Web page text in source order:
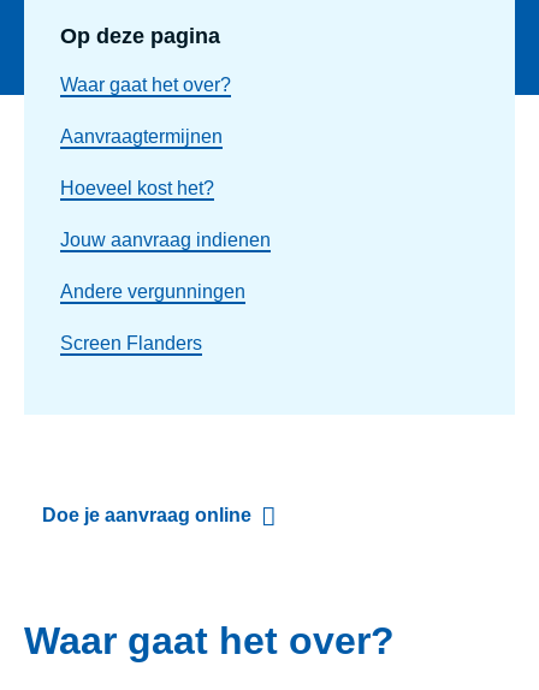
Op deze pagina
Waar gaat het over?
Aanvraagtermijnen
Hoeveel kost het?
Jouw aanvraag indienen
Andere vergunningen
Screen Flanders
Doe je aanvraag online
Waar gaat het over?